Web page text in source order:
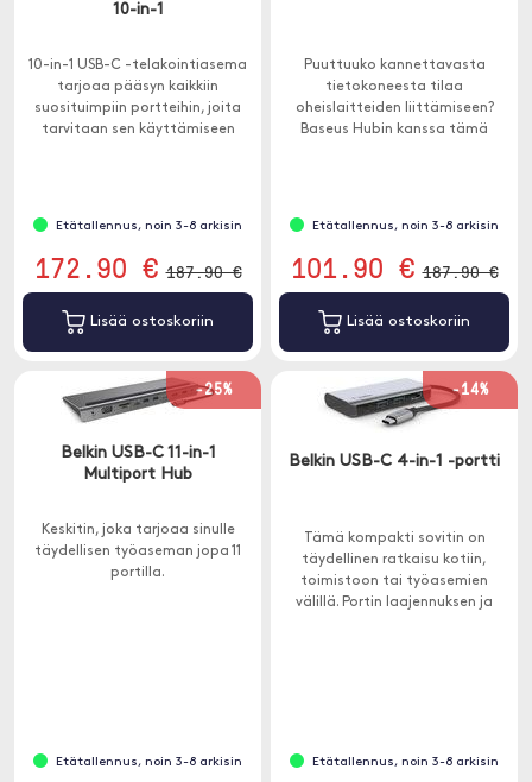
10-in-1
10-in-1 USB-C -telakointiasema
tarjoaa pääsyn kaikkiin
suosituimpiin portteihin, joita
tarvitaan sen käyttämiseen
Etätallennus, noin 3-8 arkisin
172.90 € 187.90 €
Lisää ostoskoriin
Puuttuuko kannettavasta
tietokoneesta tilaa
oheislaitteiden liittämiseen?
Baseus Hubin kanssa tämä
Etätallennus, noin 3-8 arkisin
101.90 € 187.90 €
Lisää ostoskoriin
-25%
Belkin USB-C 11-in-1
Multiport Hub
Keskitin, joka tarjoaa sinulle
täydellisen työaseman jopa 11
portilla.
Etätallennus, noin 3-8 arkisin
-14%
Belkin USB-C 4-in-1 -portti
Tämä kompakti sovitin on
täydellinen ratkaisu kotiin,
toimistoon tai työasemien
välillä. Portin laajennuksen ja
Etätallennus, noin 3-8 arkisin